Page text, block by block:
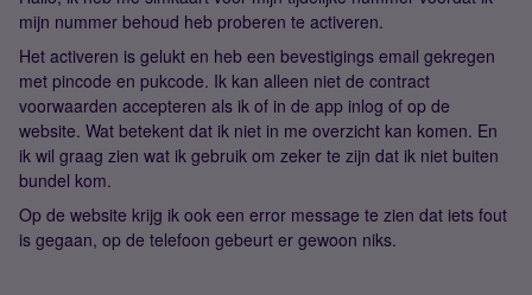
mijn nummer behoud heb proberen te activeren.
Het activeren is gelukt en heb een bevestigings email gekregen
met pincode en pukcode. Ik kan alleen niet de contract
voorwaarden accepteren als ik of in de app inlog of op de
website. Wat betekent dat ik niet in me overzicht kan komen. En
ik wil graag zien wat ik gebruik om zeker te zijn dat ik niet buiten
bundel kom.
Op de website krijg ik ook een error message te zien dat iets fout
is gegaan, op de telefoon gebeurt er gewoon niks.